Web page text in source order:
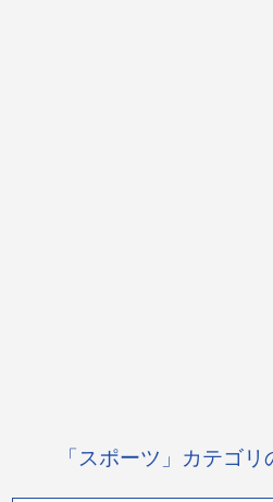
「スポーツ」カテゴ